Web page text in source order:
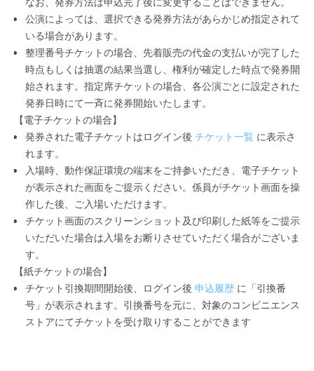
公演によっては、選択できる発券方法があらかじめ指定されて
いる場合があります。
整理番号チケットの場合、先着販売の代金の支払いが完了した
時点もしくは抽選の結果当選し、権利が確定した時点で発券開
始されます。指定席チケットの場合、各公演ごとに設定された
発券日時にて一斉に発券開始いたします。
【電子チケットの場合】
発券された電子チケットはログイン後 チケット一覧 に表示さ
れます。
入場時、動作保証環境の端末をご持参いただき、電子チケット
が表示された画面をご提示ください。係員がチケット画面を操
作した後、ご入場いただけます。
チケット画面のスクリーンショット及び印刷した紙等をご提示
いただいた場合は入場をお断りさせていただく場合がございま
す。
【紙チケットの場合】
チケット引換期間開始後、ログイン後 申込履歴 に「引換番
号」が表示されます。引換番号を元に、対象のコンビニエンス
ストアにてチケットを受け取りすることができます